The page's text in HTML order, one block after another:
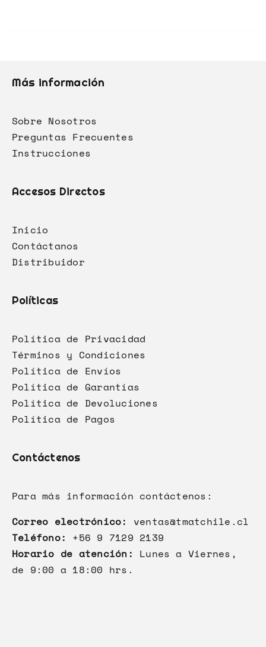
Más información
Sobre Nosotros
Preguntas Frecuentes
Instrucciones
Accesos Directos
Inicio
Contáctanos
Distribuidor
Políticas
Política de Privacidad
Términos y Condiciones
Política de Envíos
Política de Garantías
Política de Devoluciones
Política de Pagos
Contáctenos
Para más información contáctenos:
Correo electrónico:
ventas@tmatchile.cl
Teléfono: +56 9 7129 2139
Horario de atención: Lunes a Viernes,
de 9:00 a 18:00 hrs.